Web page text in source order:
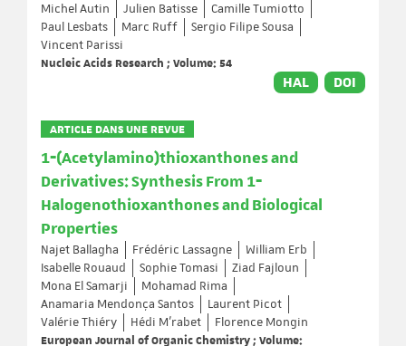
Michel Autin
Julien Batisse
Camille Tumiotto
Paul Lesbats
Marc Ruff
Sergio Filipe Sousa
Vincent Parissi
Nucleic Acids Research ; Volume: 54
HAL DOI
ARTICLE DANS UNE REVUE
1‐(Acetylamino)thioxanthones and
Derivatives: Synthesis From 1‐
Halogenothioxanthones and Biological
Properties
Najet Ballagha Frédéric Lassagne
William Erb
Isabelle Rouaud
Sophie Tomasi
Ziad Fajloun
Mona El Samarji
Mohamad Rima
Anamaria Mendonça Santos
Laurent Picot
Valérie Thiéry
Hédi M’rabet
Florence Mongin
European Journal of Organic Chemistry ; Volume: